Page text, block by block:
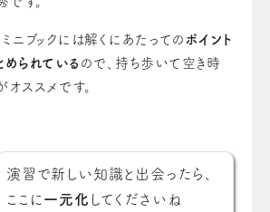
ニブックには解くにあたっての ポイント
られている ので、持ち歩いて空き時
ススメです。
演習で新しい知識と出会ったら、
ここに 一元化 してくださいね